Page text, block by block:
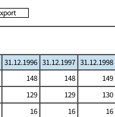
31.12.1996 31.12.1997 31.12.1998
148 148 149
129 129 130
16 16 16